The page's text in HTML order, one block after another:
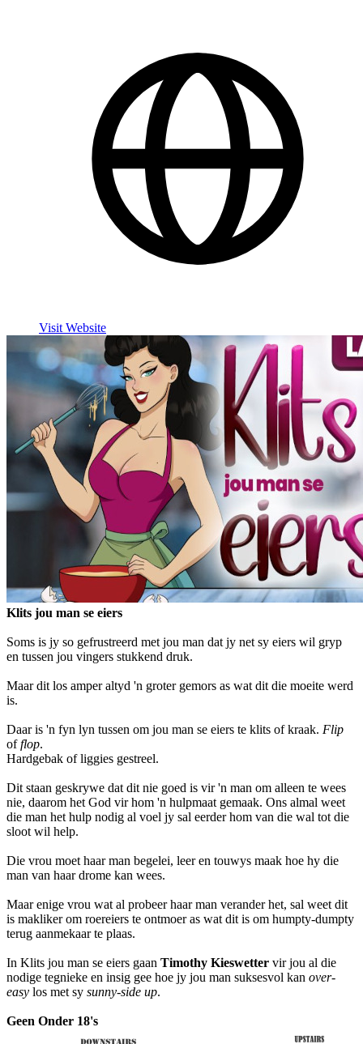
Visit Website
Klits jou man se eiers
Soms is jy so gefrustreerd met jou man dat jy net sy eiers wil gryp
en tussen jou vingers stukkend druk.
Maar dit los amper altyd 'n groter gemors as wat dit die moeite werd
is.
Daar is 'n fyn lyn tussen om jou man se eiers te klits of kraak. Flip
offlop.
Hardgebak of liggies gestreel.
Dit staan geskrywe dat dit nie goed is vir 'n man om alleen te wees
nie, daarom het God vir hom 'n hulpmaat gemaak. Ons almal weet
die man het hulp nodig al voel jy sal eerder hom van die wal tot die
sloot wil help.
Die vrou moet haar man begelei, leer en touwys maak hoe hy die
man van haar drome kan wees.
Maar enige vrou wat al probeer haar man verander het, sal weet dit
is makliker om roereiers te ontmoer as wat dit is om humpty-dumpty
terug aanmekaar te plaas.
In Klits jou man se eiers gaan Timothy Kieswetter vir jou al die
nodige tegnieke en insig gee hoe jy jou man suksesvol kan over-
easy los met sy sunny-side up.
Geen Onder 18's